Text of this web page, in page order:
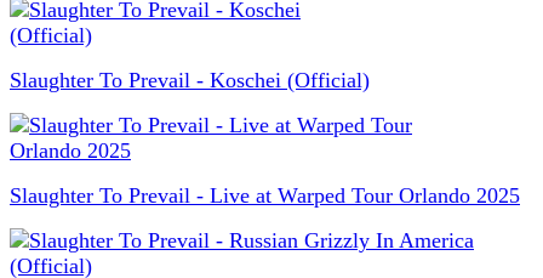
Slaughter To Prevail - Koschei (Official)
Slaughter To Prevail - Live at Warped Tour Orlando 2025